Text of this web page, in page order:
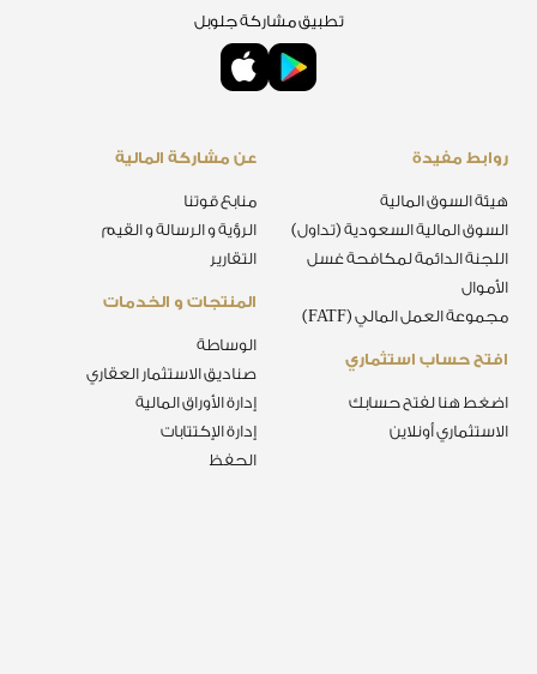
المنتجات و الخدمات
الوساطة
صناديق الاستثمار العقاري
إدارة الأوراق المالية
إدارة الإكتتابات
الحفظ
عن مشاركة المالية
منابع قوتنا
الرؤية و الرسالة و القيم
التقارير
افتح حساب استثماري
اضغط هنا لفتح حسابك
الاستثماري أونلاين
روابط مفيدة
هيئة السوق المالية
السوق المالية السعودية (تداول)
اللجنة الدائمة لمكافحة غسل
الأموال
مجموعة العمل المالي (FATF)
تطبيق مشاركة جلوبل